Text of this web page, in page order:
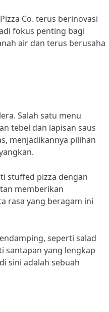
Co. terus berinovasi
fokus penting bagi
air dan terus berusaha
Salah satu menu
tebel dan lapisan saus
menjadikannya pilihan
stuffed pizza dengan
memberikan
rasa yang beragam ini
seperti salad
santapan yang lengkap
sini adalah sebuah